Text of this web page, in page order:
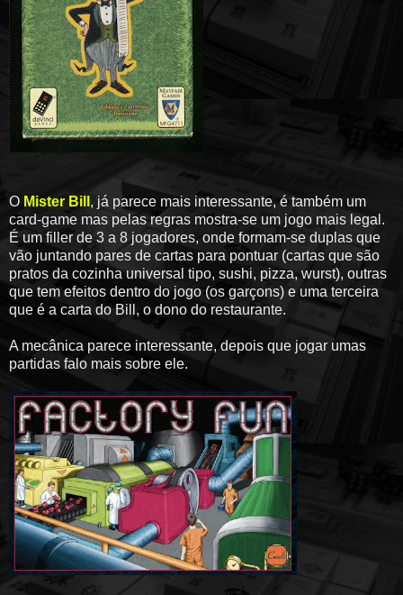
O Mister Bill , já parece mais interessante, é também um
card-game mas pelas regras mostra-se um jogo mais legal.
É um filler de 3 a 8 jogadores, onde formam-se duplas que
vão juntando pares de cartas para pontuar (cartas que são
pratos da cozinha universal tipo, sushi, pizza, wurst), outras
que tem efeitos dentro do jogo (os garçons) e uma terceira
que é a carta do Bill, o dono do restaurante.
A mecânica parece interessante, depois que jogar umas
partidas falo mais sobre ele.